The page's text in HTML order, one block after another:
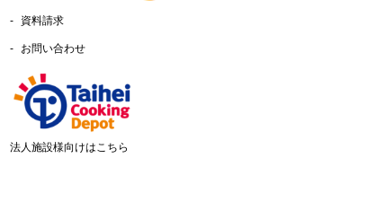
資料請求
お問い合わせ
法人施設様向けはこちら